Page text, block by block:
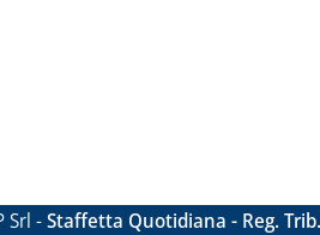
Srl -Staffetta Quotidiana - Reg.